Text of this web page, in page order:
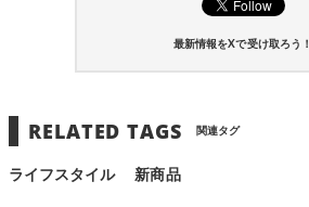
最新情報をXで受け取ろう！
RELATED TAGS 関連タグ
ライフスタイル 新商品